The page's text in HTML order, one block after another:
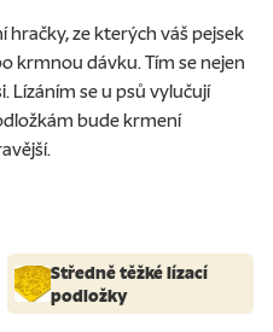
ze kterých váš pejsek
krmnou dávku. Tím se nejen
Lízáním se u psů vylučují
bude krmení
Středně těžké lízací
podložky